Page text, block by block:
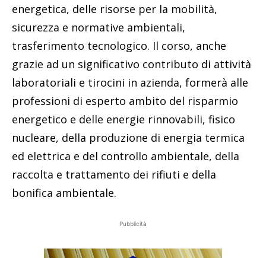
energetica, delle risorse per la mobilità,
sicurezza e normative ambientali,
trasferimento tecnologico. Il corso, anche
grazie ad un significativo contributo di attività
laboratoriali e tirocini in azienda, formerà alle
professioni di esperto ambito del risparmio
energetico e delle energie rinnovabili, fisico
nucleare, della produzione di energia termica
ed elettrica e del controllo ambientale, della
raccolta e trattamento dei rifiuti e della
bonifica ambientale.
Pubblicità